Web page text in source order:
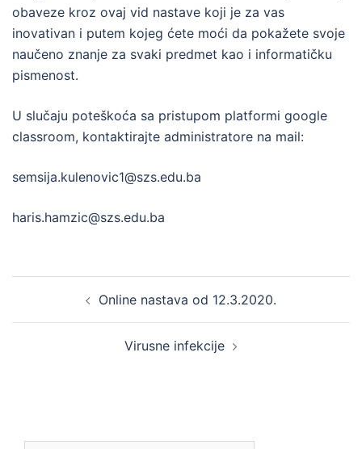
obaveze kroz ovaj vid nastave koji je za vas
inovativan i putem kojeg ćete moći da pokažete svoje
naučeno znanje za svaki predmet kao i informatičku
pismenost.
U slučaju poteškoća sa pristupom platformi google
classroom, kontaktirajte administratore na mail:
semsija.kulenovic1@szs.edu.ba
haris.hamzic@szs.edu.ba
navigationOnline nastava od 12.3.2020.
Virusne infekcije